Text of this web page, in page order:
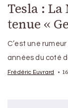
Tesla : La
tenue «
C’est une
années du coté
Frédéric Euvrard